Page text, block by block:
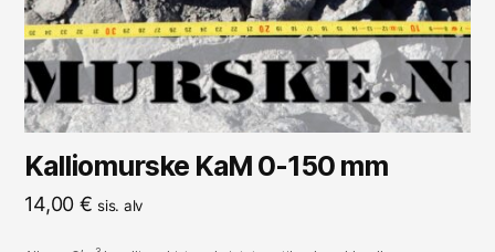
Kalliomurske KaM 0-150 mm
14,00 € sis. alv